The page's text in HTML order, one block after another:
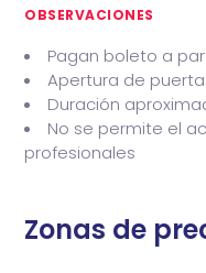
mexicana en
OBSERVACIONES
Pagan boleto a
Apertura de
Duración
No se permite el
profesionales
Zonas de